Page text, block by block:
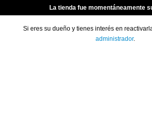
La tienda fue momentáneamente
Si eres su dueño y tienes interés en
administrador.